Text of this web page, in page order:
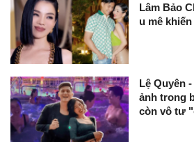
Lâm Bảo
u mê
Lệ Quyên
ảnh trong
còn vô tư